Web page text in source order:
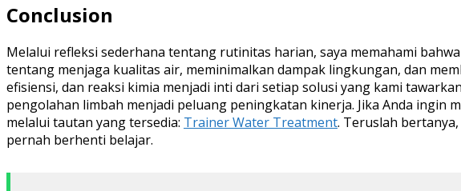
Conclusion
Melalui refleksi sederhana tentang rutinitas harian, saya memahami
tentang menjaga kualitas air, meminimalkan dampak lingkungan, dan
efisiensi, dan reaksi kimia menjadi inti dari setiap solusi yang kami
pengolahan limbah menjadi peluang peningkatan kinerja. Jika Anda
melalui tautan yang tersedia: Trainer Water Treatment. Teruslah
pernah berhenti belajar.